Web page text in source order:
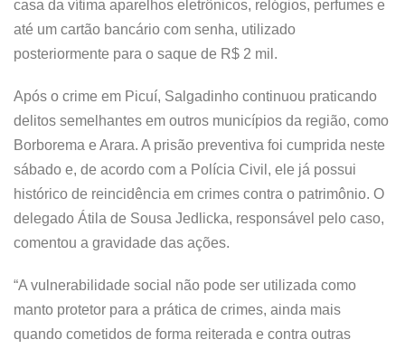
casa da vítima aparelhos eletrônicos, relógios, perfumes e
até um cartão bancário com senha, utilizado
posteriormente para o saque de R$ 2 mil.
Após o crime em Picuí, Salgadinho continuou praticando
delitos semelhantes em outros municípios da região, como
Borborema e Arara. A prisão preventiva foi cumprida neste
sábado e, de acordo com a Polícia Civil, ele já possui
histórico de reincidência em crimes contra o patrimônio. O
delegado Átila de Sousa Jedlicka, responsável pelo caso,
comentou a gravidade das ações.
“A vulnerabilidade social não pode ser utilizada como
manto protetor para a prática de crimes, ainda mais
quando cometidos de forma reiterada e contra outras